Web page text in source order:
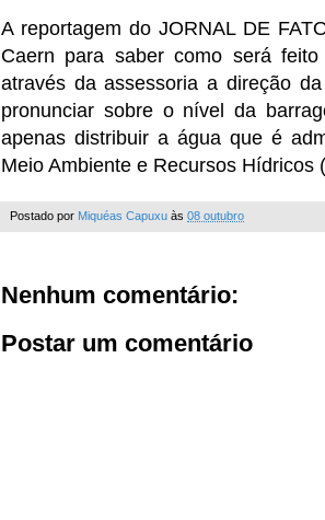
A reportagem do JORNAL DE
Caern para saber como será
através da assessoria a direção
pronunciar sobre o nível da
apenas distribuir a água que é
Meio Ambiente e Recursos Hídricos
Postado por Miquéas Capuxu às 08 outubro
Nenhum comentário:
Postar um comentário